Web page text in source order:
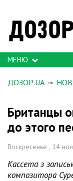
МЕНЮ
ДОЗОР.UA
Британцы
до этого
Воскресенье , 14
Кассета з
композитора